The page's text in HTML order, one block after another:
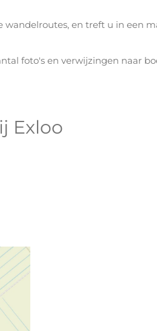
en treft u in een
foto's en verwijzingen naar
Exloo